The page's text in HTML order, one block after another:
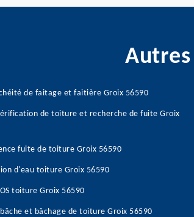
de faitage et faitière Groix 56590
de toiture et recherche de fuite Groix
fuite de toiture Groix 56590
d'eau toiture Groix 56590
toiture Groix 56590
et bâchage de toiture Groix 56590